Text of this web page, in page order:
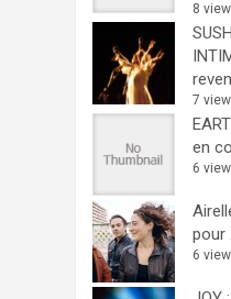
8
7
en
6
pour
6